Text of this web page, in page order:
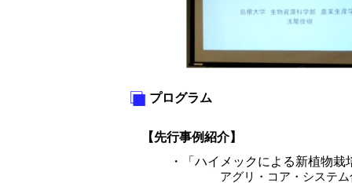
プログラム
【先行事例紹介】
・「ハイメックによる新植物栽
アグリ・コア・システ